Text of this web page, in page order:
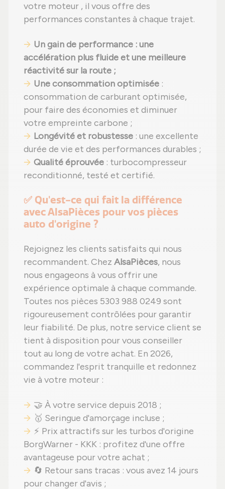
votre moteur , il vous offre des
performances constantes à chaque trajet.
Un gain de performance : une
accélération plus fluide et une meilleure
réactivité sur la route ;
Une consommation optimisée :
consommation de carburant optimisée,
pour faire des économies et diminuer
votre empreinte carbone ;
Longévité et robustesse : une excellente
durée de vie et des performances durables ;
Qualité éprouvée : turbocompresseur
reconditionné, testé et certifié.
✅ Qu'est-ce qui fait la différence
avec AlsaPièces pour vos pièces
auto d'origine ?
Rejoignez les clients satisfaits qui nous
recommandent. Chez AlsaPièces, nous
nous engageons à vous offrir une
expérience optimale à chaque commande.
Toutes nos pièces 5303 988 0249 sont
rigoureusement contrôlées pour garantir
leur fiabilité. De plus, notre service client se
tient à disposition pour vous conseiller
tout au long de votre achat. En 2026,
commandez l'esprit tranquille et redonnez
vie à votre moteur :
🤝 À votre service depuis 2018 ;
🥇 Seringue d'amorçage incluse ;
⚡ Prix attractifs sur les turbos d'origine
BorgWarner - KKK : profitez d'une offre
avantageuse pour votre achat ;
🔄 Retour sans tracas : vous avez 14 jours
pour changer d'avis ;